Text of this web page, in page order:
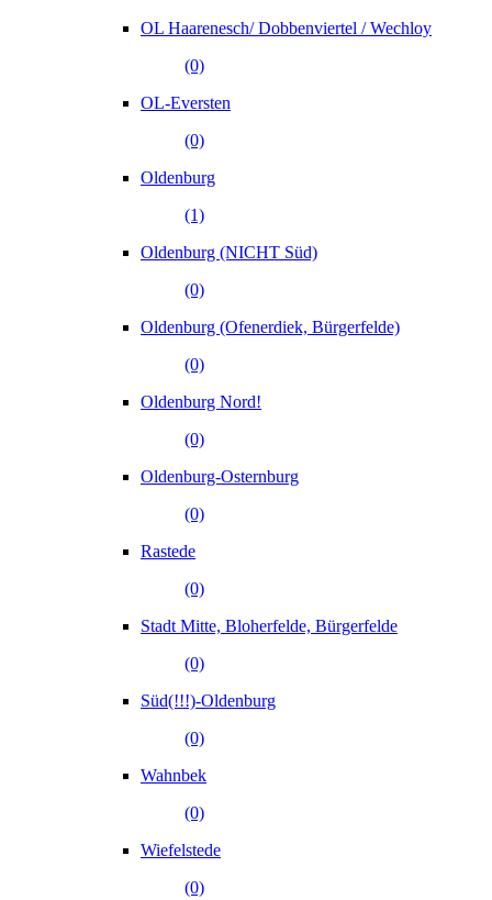
OL Haarenesch/ Dobbenviertel / Wechloy
(0)
OL-Eversten
(0)
Oldenburg
(1)
Oldenburg (NICHT Süd)
(0)
Oldenburg (Ofenerdiek, Bürgerfelde)
(0)
Oldenburg Nord!
(0)
Oldenburg-Osternburg
(0)
Rastede
(0)
Stadt Mitte, Bloherfelde, Bürgerfelde
(0)
Süd(!!!)-Oldenburg
(0)
Wahnbek
(0)
Wiefelstede
(0)